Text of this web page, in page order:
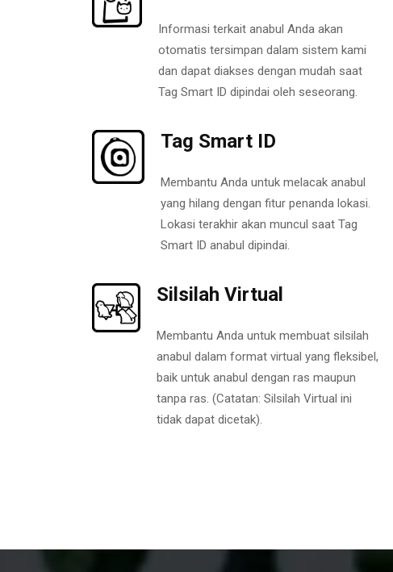
Informasi terkait anabul Anda akan
otomatis tersimpan dalam sistem kami
dan dapat diakses dengan mudah saat
Tag Smart ID dipindai oleh seseorang.
Tag Smart ID
Membantu Anda untuk melacak anabul
yang hilang dengan fitur penanda lokasi.
Lokasi terakhir akan muncul saat Tag
Smart ID anabul dipindai.
Silsilah Virtual
Membantu Anda untuk membuat silsilah
anabul dalam format virtual yang fleksibel,
baik untuk anabul dengan ras maupun
tanpa ras. (Catatan: Silsilah Virtual ini
tidak dapat dicetak).